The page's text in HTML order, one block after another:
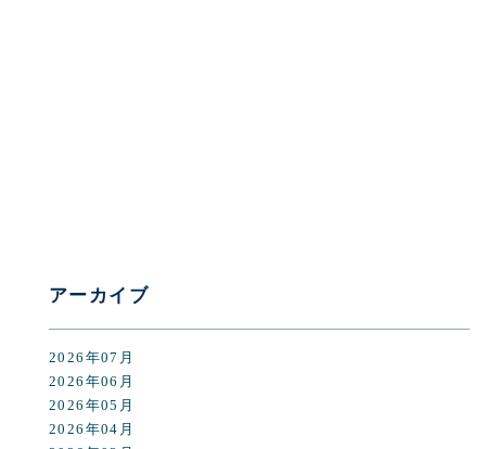
アーカイブ
2026年07月
2026年06月
2026年05月
2026年04月